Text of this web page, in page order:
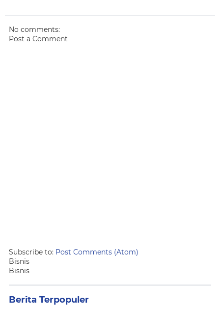
No comments:
Post a Comment
Subscribe to: Post Comments (Atom)
Bisnis
Bisnis
Berita Terpopuler